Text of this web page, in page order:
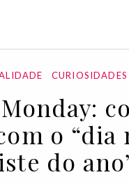
CURIOSIDADES
o “dia
do